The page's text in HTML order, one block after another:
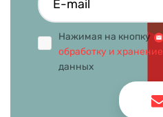
Нажимая на кнопку
обработку и хранение
данных